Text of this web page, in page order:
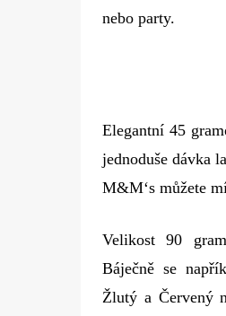
nebo party.
Elegantní 45
jednoduše dávka
M&M‘s můžete
Velikost 90
Báječně se
Žlutý a Červený